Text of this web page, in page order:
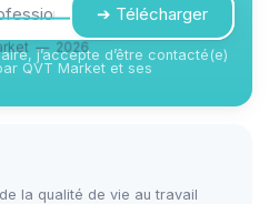
— 2026
➔ Télécharger
j’accepte d’être contacté(e)
QVT Market et ses
la qualité de vie au travail